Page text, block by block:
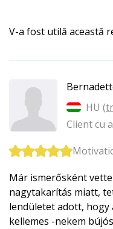
V-a fost utilă această
HU (
Client cu
Már ismerősként
nagytakarítás miatt,
lendületet adott, hogy
kellemes -nekem